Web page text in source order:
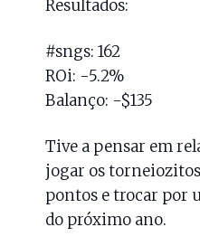
Resultados:
#sngs: 162
ROi: -5.2%
Balanço: -$135
Tive a pensar em
jogar os
pontos e trocar por
do próximo ano.